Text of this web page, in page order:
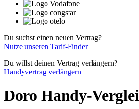
Du suchst einen neuen Vertrag?
Nutze unseren Tarif-Finder
Du willst deinen Vertrag verlängern?
Handyvertrag verlängern
Doro Handy-